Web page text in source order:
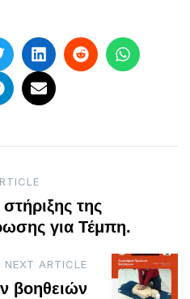
της
για Τέμπη.
NEXT ARTICLE
βοηθειών